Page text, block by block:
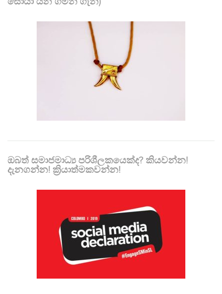
ඔබත් සමාජමාධ්‍ය පරිශීලකයෙක්ද? කියවන්න!
දැනගන්න! ක්‍රියාත්මකවන්න!